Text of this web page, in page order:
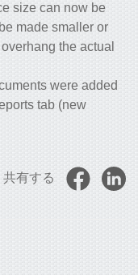
size can now be
made smaller or
the actual
were added
tab (new
共有する